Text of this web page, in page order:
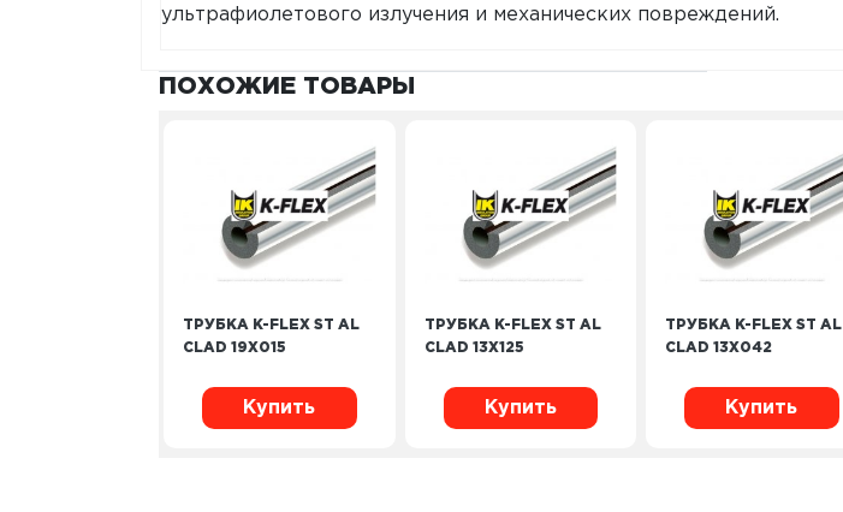
ультрафиолетового излучения и механических повреждений.
ПОХОЖИЕ ТОВАРЫ
ТРУБКА K-FLEX ST AL
CLAD 19Х015
Купить
ТРУБКА K-FLEX ST AL
CLAD 13Х125
Купить
ТРУБКА K-FLEX ST AL
CLAD 13Х042
Купить